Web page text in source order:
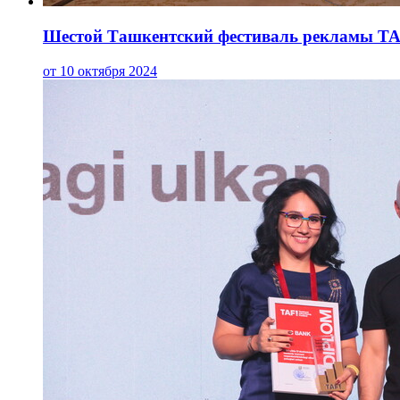
Шестой Ташкентский фестиваль рекламы
от 10 октября 2024